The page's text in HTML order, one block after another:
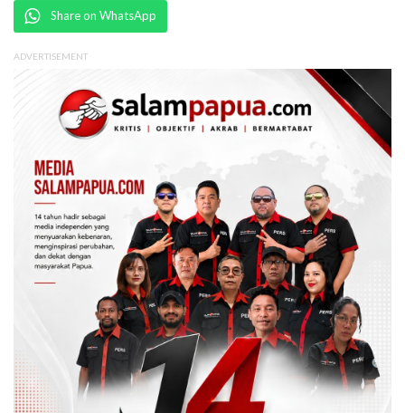
Share on WhatsApp
ADVERTISEMENT